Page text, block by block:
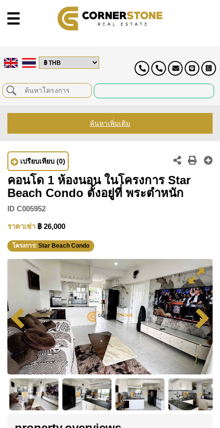
ค้นหาเพิ่มเติม
เปรียบเทียบ (0)
คอนโด 1 ห้องนอน ในโครงการ Star
Beach Condo ตั้งอยู่ที่ พระตำหนัก
ID C005952
ราคาเช่า ฿ 26,000
โครงการ: Star Beach Condo